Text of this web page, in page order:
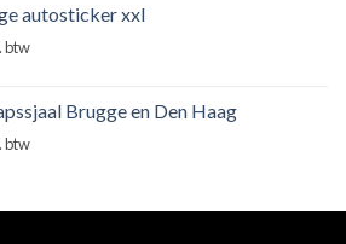
autosticker xxl
btw
Brugge en Den Haag
btw